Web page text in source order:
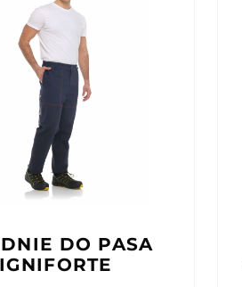
DO PASA
IGNIFORTE